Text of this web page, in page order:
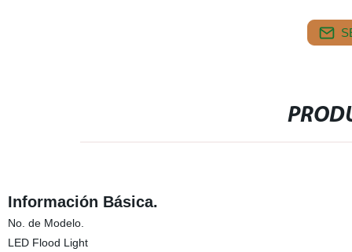
Información Básica.
No. de Modelo.
LED Flood Light